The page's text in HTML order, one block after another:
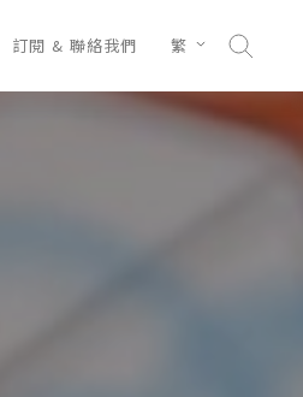
訂閱 & 聯絡我們 繁